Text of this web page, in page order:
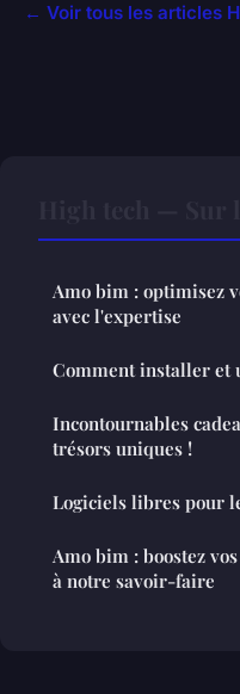
← Voir tous les articles
Amo bim : optimisez
avec l'expertise
Comment installer
Incontournables
trésors uniques !
Logiciels libres pour
Amo bim : boostez
à notre savoir-faire